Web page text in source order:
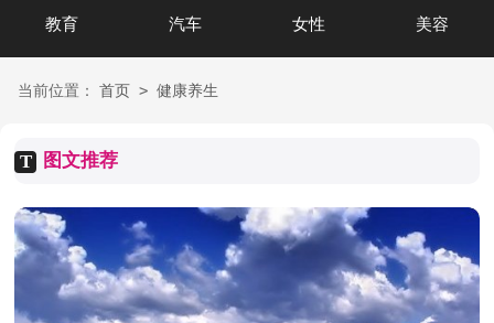
教育
汽车 女性 美容
当前位置： 首页 > 健康养生
T 图文推荐